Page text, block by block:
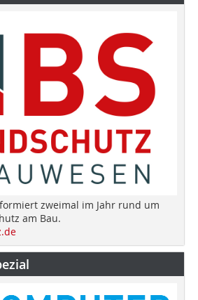
zweimal im Jahr rund um
am Bau.